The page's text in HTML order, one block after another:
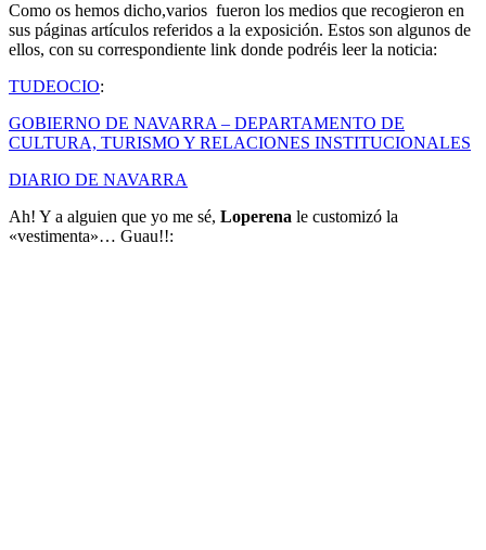
Como os hemos dicho,varios fueron los medios que recogieron en
sus páginas artículos referidos a la exposición. Estos son algunos de
ellos, con su correspondiente link donde podréis leer la noticia:
TUDEOCIO:
GOBIERNO DE NAVARRA – DEPARTAMENTO DE
CULTURA, TURISMO Y RELACIONES INSTITUCIONALES
DIARIO DE NAVARRA
Ah! Y a alguien que yo me sé, Loperena le customizó la
«vestimenta»… Guau!!: